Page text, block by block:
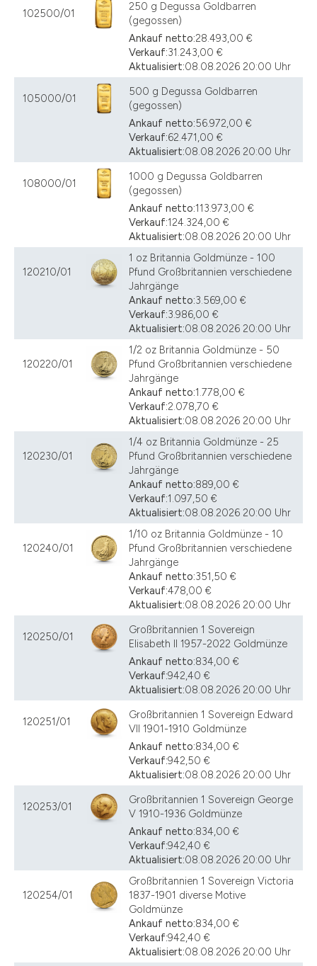
102500/01
250 g Degussa Goldbarren
(gegossen)
Ankauf netto:28.493,00 €
Verkauf:31.243,00 €
Aktualisiert:08.08.2026 20:00 Uhr
105000/01
500 g Degussa Goldbarren
(gegossen)
Ankauf netto:56.972,00 €
Verkauf:62.471,00 €
Aktualisiert:08.08.2026 20:00 Uhr
108000/01
1000 g Degussa Goldbarren
(gegossen)
Ankauf netto:113.973,00 €
Verkauf:124.324,00 €
Aktualisiert:08.08.2026 20:00 Uhr
120210/01
1 oz Britannia Goldmünze - 100
Pfund Großbritannien verschiedene
Jahrgänge
Ankauf netto:3.569,00 €
Verkauf:3.986,00 €
Aktualisiert:08.08.2026 20:00 Uhr
120220/01
1/2 oz Britannia Goldmünze - 50
Pfund Großbritannien verschiedene
Jahrgänge
Ankauf netto:1.778,00 €
Verkauf:2.078,70 €
Aktualisiert:08.08.2026 20:00 Uhr
120230/01
1/4 oz Britannia Goldmünze - 25
Pfund Großbritannien verschiedene
Jahrgänge
Ankauf netto:889,00 €
Verkauf:1.097,50 €
Aktualisiert:08.08.2026 20:00 Uhr
120240/01
1/10 oz Britannia Goldmünze - 10
Pfund Großbritannien verschiedene
Jahrgänge
Ankauf netto:351,50 €
Verkauf:478,00 €
Aktualisiert:08.08.2026 20:00 Uhr
120250/01
Großbritannien 1 Sovereign
Elisabeth II 1957-2022 Goldmünze
Ankauf netto:834,00 €
Verkauf:942,40 €
Aktualisiert:08.08.2026 20:00 Uhr
120251/01
Großbritannien 1 Sovereign Edward
VII 1901-1910 Goldmünze
Ankauf netto:834,00 €
Verkauf:942,50 €
Aktualisiert:08.08.2026 20:00 Uhr
120253/01
Großbritannien 1 Sovereign George
V 1910-1936 Goldmünze
Ankauf netto:834,00 €
Verkauf:942,40 €
Aktualisiert:08.08.2026 20:00 Uhr
120254/01
Großbritannien 1 Sovereign Victoria
1837-1901 diverse Motive
Goldmünze
Ankauf netto:834,00 €
Verkauf:942,40 €
Aktualisiert:08.08.2026 20:00 Uhr